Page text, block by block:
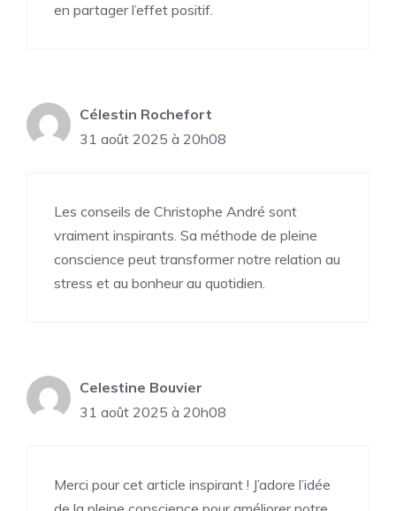
en partager l’effet positif.
Célestin Rochefort
31 août 2025 à 20h08
Les conseils de Christophe André sont
vraiment inspirants. Sa méthode de pleine
conscience peut transformer notre relation au
stress et au bonheur au quotidien.
Celestine Bouvier
31 août 2025 à 20h08
Merci pour cet article inspirant ! J’adore l’idée